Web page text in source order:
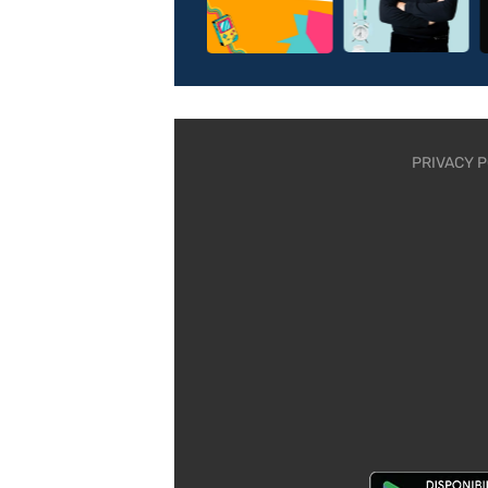
PRIVACY